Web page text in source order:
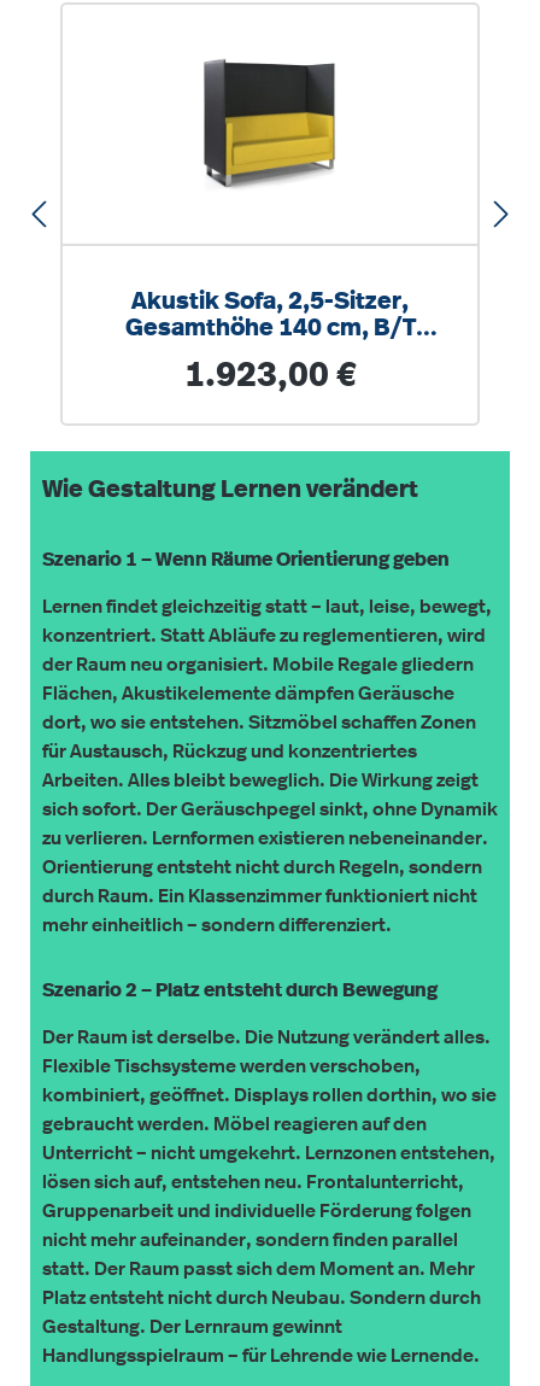
Akustik Sofa, 2,5-Sitzer,
Gesamthöhe 140 cm, B/T
chrom
Regulärer Preis:
1.923,00 €
Wie Gestaltung Lernen verändert
Szenario 1 – Wenn Räume Orientierung geben
Lernen findet gleichzeitig statt – laut, leise, bewegt,
konzentriert. Statt Abläufe zu reglementieren, wird
der Raum neu organisiert. Mobile Regale gliedern
Flächen, Akustikelemente dämpfen Geräusche
dort, wo sie entstehen. Sitzmöbel schaffen Zonen
für Austausch, Rückzug und konzentriertes
Arbeiten. Alles bleibt beweglich. Die Wirkung zeigt
sich sofort. Der Geräuschpegel sinkt, ohne Dynamik
zu verlieren. Lernformen existieren nebeneinander.
Orientierung entsteht nicht durch Regeln, sondern
durch Raum. Ein Klassenzimmer funktioniert nicht
mehr einheitlich – sondern differenziert.
Szenario 2 – Platz entsteht durch Bewegung
Der Raum ist derselbe. Die Nutzung verändert alles.
Flexible Tischsysteme werden verschoben,
kombiniert, geöffnet. Displays rollen dorthin, wo sie
gebraucht werden. Möbel reagieren auf den
Unterricht – nicht umgekehrt. Lernzonen entstehen,
lösen sich auf, entstehen neu. Frontalunterricht,
Gruppenarbeit und individuelle Förderung folgen
nicht mehr aufeinander, sondern finden parallel
statt. Der Raum passt sich dem Moment an. Mehr
Platz entsteht nicht durch Neubau. Sondern durch
Gestaltung. Der Lernraum gewinnt
Handlungsspielraum – für Lehrende wie Lernende.